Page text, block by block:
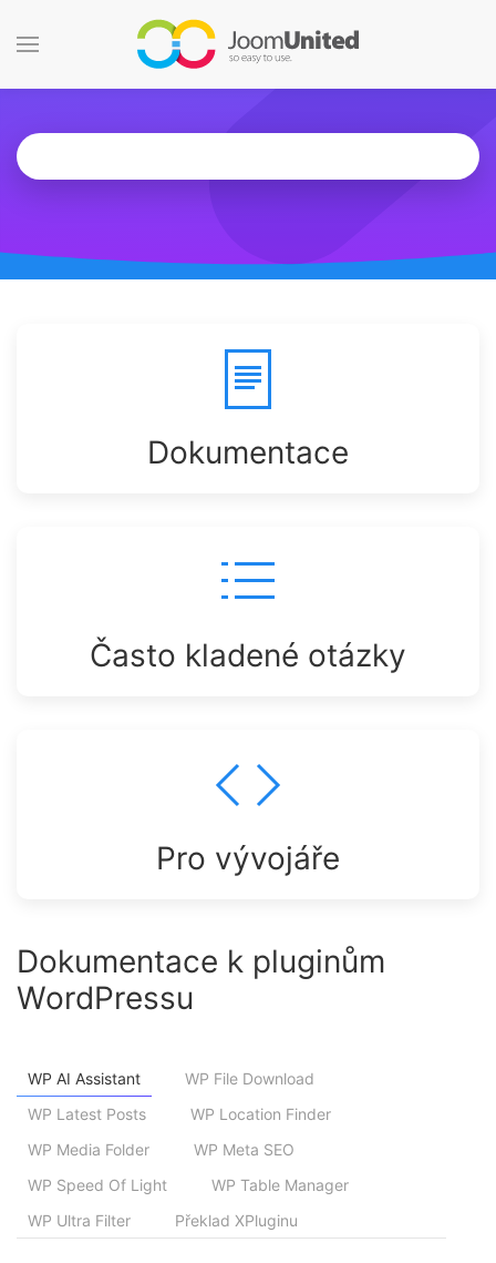
Přeskočit na hlavní obsah
Dokumentace
Často kladené otázky
Pro vývojáře
Dokumentace k pluginům
WordPressu
WP AI Assistant
WP File Download
WP Latest Posts
WP Location Finder
WP Media Folder
WP Meta SEO
WP Speed Of Light
WP Table Manager
WP Ultra Filter
Překlad XPluginu